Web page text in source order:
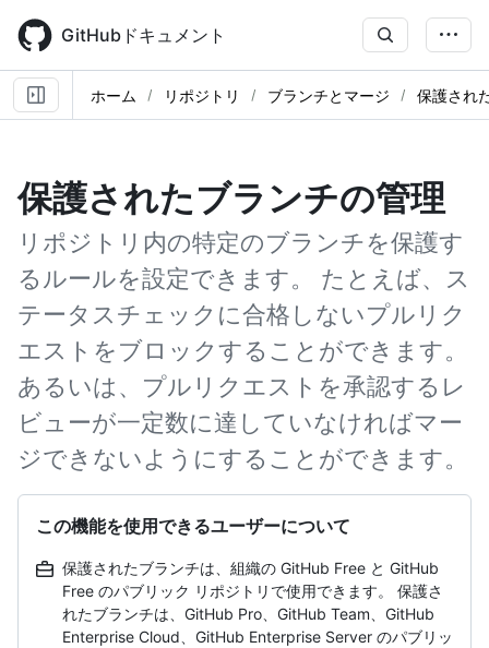
main
content
GitHubドキュメント
ホーム リポジトリ ブランチとマージ 保護され
保護されたブランチの管理
リポジトリ内の特定のブランチを保護す
るルールを設定できます。 たとえば、ス
テータスチェックに合格しないプルリク
エストをブロックすることができます。
あるいは、プルリクエストを承認するレ
ビューが一定数に達していなければマー
ジできないようにすることができます。
この機能を使用できるユーザーについて
保護されたブランチは、組織の GitHub Free と GitHub
Free のパブリック リポジトリで使用できます。 保護さ
れたブランチは、GitHub Pro、GitHub Team、GitHub
Enterprise Cloud、GitHub Enterprise Server のパブリッ